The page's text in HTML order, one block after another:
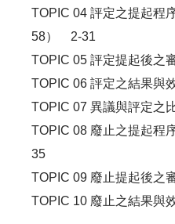
TOPIC 04 評定之提起程
58） 2-31
TOPIC 05 評定提起後
TOPIC 06 評定之結果
TOPIC 07 異議與評定
TOPIC 08 廢止之提起
35
TOPIC 09 廢止提起後
TOPIC 10 廢止之結果與